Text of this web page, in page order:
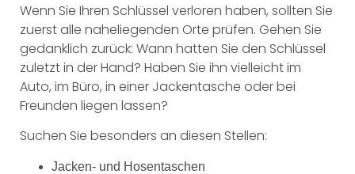
Wenn Sie Ihren Schlüssel verloren haben, sollten Sie
zuerst alle naheliegenden Orte prüfen. Gehen Sie
gedanklich zurück: Wann hatten Sie den Schlüssel
zuletzt in der Hand? Haben Sie ihn vielleicht im
Auto, im Büro, in einer Jackentasche oder bei
Freunden liegen lassen?
Suchen Sie besonders an diesen Stellen:
Jacken- und Hosentaschen